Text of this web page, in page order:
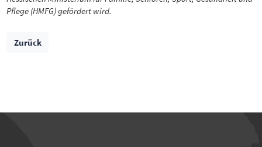
Pflege (HMFG) gefördert wird.
Zurück